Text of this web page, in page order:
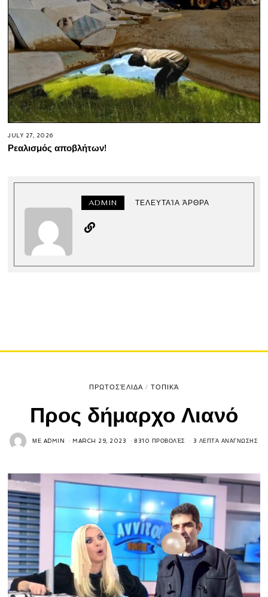
JULY 27, 2026
Ρεαλισμός αποβλήτων!
ADMIN ΤΕΛΕΥΤΑΊΑ ΆΡΘΡΑ
ΠΡΩΤΟΣΈΛΙΔΑ / ΤΟΠΙΚΆ
Προς δήμαρχο Λιανό
ΜΕ ADMIN MARCH 29, 2023 8310 ΠΡΟΒΟΛΈΣ 3 ΛΕΠΤΆ ΑΝΆΓΝΩΣΗΣ